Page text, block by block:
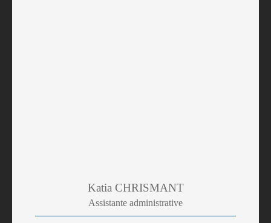
Katia CHRISMANT
Assistante administrative